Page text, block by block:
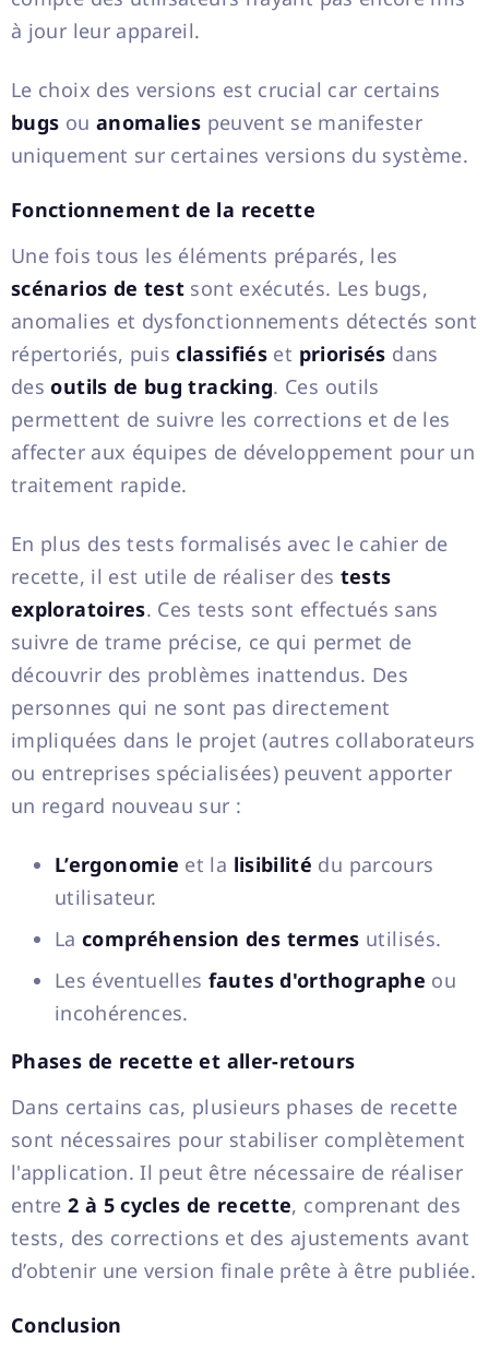
à jour leur appareil.
Le choix des versions est crucial car certains
bugs ou anomalies peuvent se manifester
uniquement sur certaines versions du système.
Fonctionnement de la recette
Une fois tous les éléments préparés, les
scénarios de test sont exécutés. Les bugs,
anomalies et dysfonctionnements détectés sont
répertoriés, puisclassifiés et priorisés dans
desoutils de bug tracking. Ces outils
permettent de suivre les corrections et de les
affecter aux équipes de développement pour un
traitement rapide.
En plus des tests formalisés avec le cahier de
recette, il est utile de réaliser des tests
exploratoires. Ces tests sont effectués sans
suivre de trame précise, ce qui permet de
découvrir des problèmes inattendus. Des
personnes qui ne sont pas directement
impliquées dans le projet (autres collaborateurs
ou entreprises spécialisées) peuvent apporter
un regard nouveau sur :
L’ergonomie et la lisibilité du parcours
utilisateur.
Lacompréhension des termes utilisés.
Les éventuelles fautes d'orthographe ou
incohérences.
Phases de recette et aller-retours
Dans certains cas, plusieurs phases de recette
sont nécessaires pour stabiliser complètement
l'application. Il peut être nécessaire de réaliser
entre2 à 5 cycles de recette, comprenant des
tests, des corrections et des ajustements avant
d’obtenir une version finale prête à être publiée.
Conclusion